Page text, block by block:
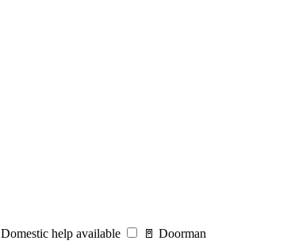
Domestic help available 🚪 Doorman